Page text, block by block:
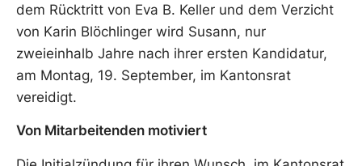
dem Rücktritt von Eva B. Keller und dem Verzicht
von Karin Blöchlinger wird Susann, nur
zweieinhalb Jahre nach ihrer ersten Kandidatur,
am Montag, 19. September, im Kantonsrat
vereidigt.
Von Mitarbeitenden motiviert